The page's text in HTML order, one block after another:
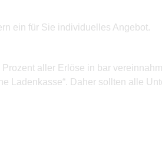
ein für Sie individuelles Angebot.
aller Erlöse in bar
Ladenkasse“. Daher sollten alle